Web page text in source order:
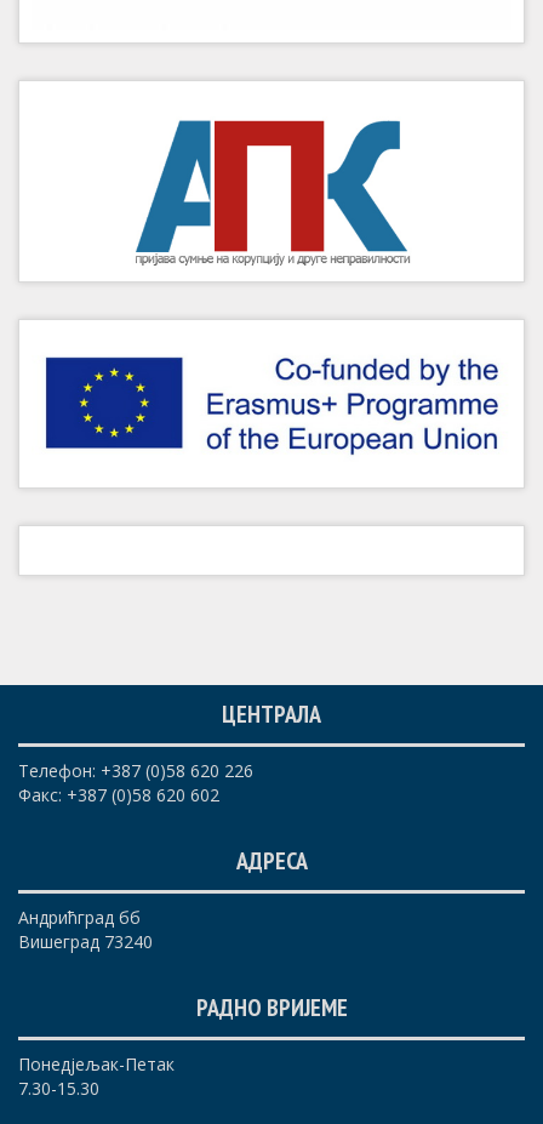
ЦЕНТРАЛА
Телефон: +387 (0)58 620 226
Факс: +387 (0)58 620 602
АДРЕСА
Андрићград бб
Вишеград 73240
РАДНО ВРИЈЕМЕ
Понедјељак-Петак
7.30-15.30